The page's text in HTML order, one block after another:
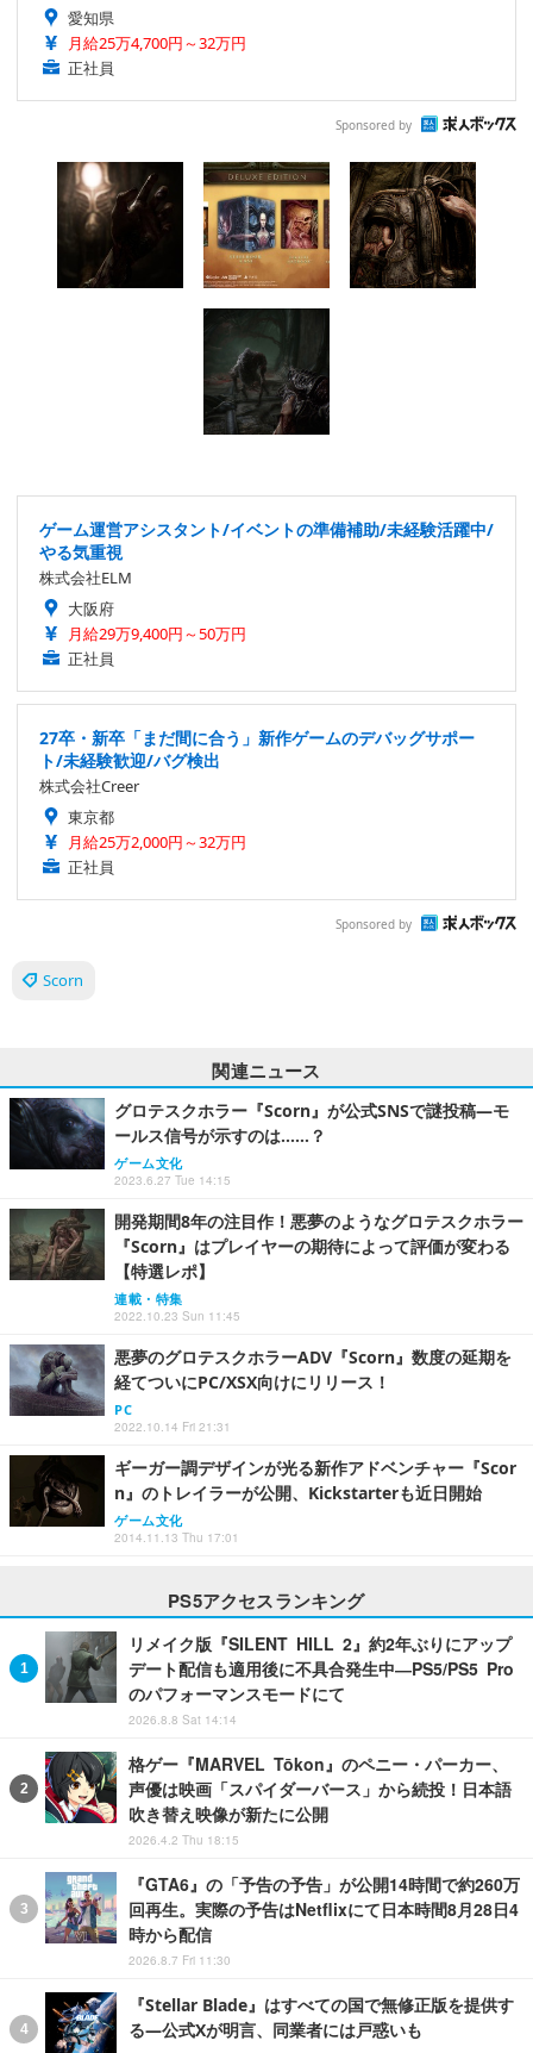
愛知県
月給25万4,700円～32万円
正社員
Sponsored by
ゲーム運営アシスタント/イベントの準備補助/未経験活躍中/
やる気重視
株式会社ELM
大阪府
月給29万9,400円～50万円
正社員
27卒・新卒「まだ間に合う」新作ゲームのデバッグサポー
ト/未経験歓迎/バグ検出
株式会社Creer
東京都
月給25万2,000円～32万円
正社員
Sponsored by
Scorn
関連ニュース
グロテスクホラー『Scorn』が公式SNSで謎投稿―モ
ールス信号が示すのは……？
ゲーム文化
2023.6.27 Tue 14:15
開発期間8年の注目作！悪夢のようなグロテスクホラー
『Scorn』はプレイヤーの期待によって評価が変わる
【特選レポ】
連載・特集
2022.10.23 Sun 11:45
悪夢のグロテスクホラーADV『Scorn』数度の延期を
経てついにPC/XSX向けにリリース！
PC
2022.10.14 Fri 21:31
ギーガー調デザインが光る新作アドベンチャー『Scor
n』のトレイラーが公開、Kickstarterも近日開始
ゲーム文化
2014.11.13 Thu 17:01
PS5アクセスランキング
リメイク版『SILENT HILL 2』約2年ぶりにアップ
デート配信も適用後に不具合発生中―PS5/PS5 Pro
のパフォーマンスモードにて
2026.8.8 Sat 14:14
格ゲー『MARVEL Tōkon』のペニー・パーカー、
声優は映画「スパイダーバース」から続投！日本語
吹き替え映像が新たに公開
2026.4.2 Thu 18:15
『GTA6』の「予告の予告」が公開14時間で約260万
回再生。実際の予告はNetflixにて日本時間8月28日4
時から配信
2026.8.7 Fri 11:30
『Stellar Blade』はすべての国で無修正版を提供す
る―公式Xが明言、同業者には戸惑いも